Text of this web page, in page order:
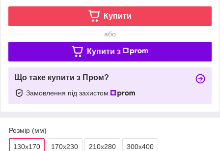
Купити
або
Купити з
Що таке купити з Пром?
Замовлення під захистом
Розмір (мм)
130х170 170х230 210х280 300х400